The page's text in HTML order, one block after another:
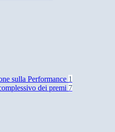
sulla Performance 1
dei premi 7